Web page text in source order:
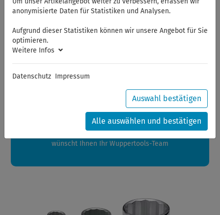
Steckschlüssel-Sortiment 1/2"
Steckschlüssel-Einsätze 1/2"
Sommerferien
zwischen 28.07.2026 und 21.08.2026 machen auch wir
Ihre Bestellungen in diesem Zeitraum werden ab dem
24.08.2026 verschickt.
wünscht Ihnen Ihr Wuppertools-Team
anonymisierte Daten für Statistiken und Analysen.
Aufgrund dieser Statistiken können wir unsere Angebot für Sie
optimieren.
Weitere Infos
Datenschutz Impressum
Auswahl bestätigen
Alle auswählen und bestätigen